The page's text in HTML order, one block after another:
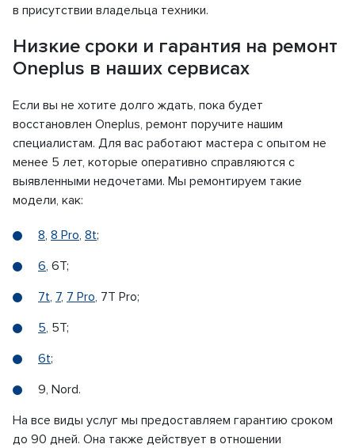
в присутствии владельца техники.
Низкие сроки и гарантия на ремонт
Oneplus в наших сервисах
Если вы не хотите долго ждать, пока будет
восстановлен Oneplus, ремонт поручите нашим
специалистам. Для вас работают мастера с опытом не
менее 5 лет, которые оперативно справляются с
выявленными недочетами. Мы ремонтируем такие
модели, как:
8, 8 Pro, 8t;
6, 6T;
7t, 7, 7 Pro, 7T Pro;
5, 5T;
6t;
9, Nord.
На все виды услуг мы предоставляем гарантию сроком
до 90 дней. Она также действует в отношении